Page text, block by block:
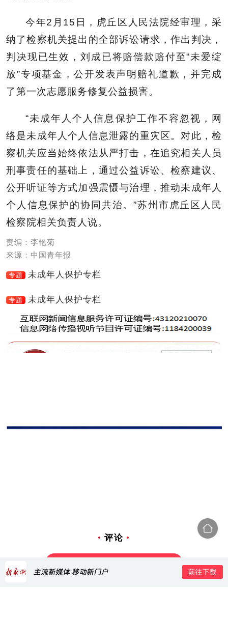
今年2月15日，虎丘区人民法院经审理，采
纳了检察机关提出的全部诉讼请求，作出判决，
判决现已生效，刘成已将赔偿款赔付至“未爱绽
放”专项基金，公开发表声明赔礼道歉，并完成
了第一次志愿服务修复公益损害。
“未成年人个人信息保护工作不容忽视，网
络是未成年人个人信息泄露的重灾区。对此，检
察机关应当始终依法从严打击，在追究相关人员
刑事责任的基础上，通过公益诉讼、检察建议、
公开听证等方式加强震慑与治理，推动未成年人
个人信息保护的协同共治。”苏州市虎丘区人民
检察院相关负责人说。
责编：李艳菊
来源：中国青年报
专题 未成年人保护专栏
专题 未成年人保护专栏
评论